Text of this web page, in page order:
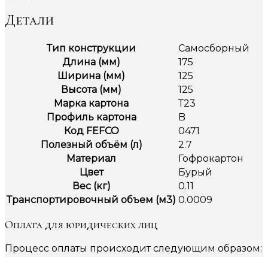
Детали
Тип конструкции
Самосборный
Длина (мм)
175
Ширина (мм)
125
Высота (мм)
125
Марка картона
Т23
Профиль картона
B
Код FEFCO
0471
Полезный объём (л)
2.7
Материал
Гофрокартон
Цвет
Бурый
Вес (кг)
0.11
Транспортировочный объем (м3) 0.0009
Оплата для юридических лиц
Процесс оплаты происходит следующим образом: